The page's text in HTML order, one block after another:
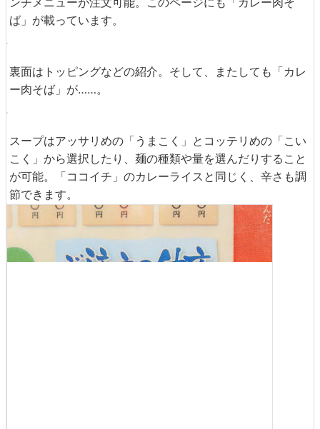
平日の11時から15時まではチャーハンがセットになったラ
ンチメニューが注文可能。このページにも「カレー肉そ
ば」が載っています。
裏面はトッピングなどの紹介。そして、またしても「カレ